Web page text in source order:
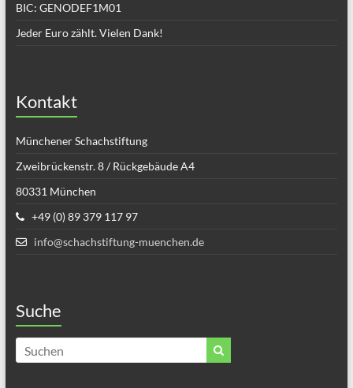
BIC: GENODEF1M01
Jeder Euro zählt. Vielen Dank!
Kontakt
Münchener Schachstiftung
Zweibrückenstr. 8 / Rückgebäude A4
80331 München
+49 (0) 89 379 117 97
info@schachstiftung-muenchen.de
Suche